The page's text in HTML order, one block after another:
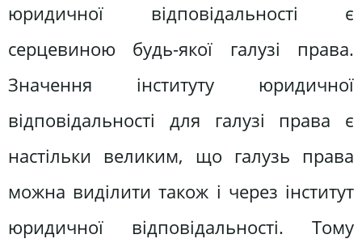
юридичної відповідальності є
серцевиною будь-якої галузі права.
Значення інституту юридичної
відповідальності для галузі права є
настільки великим, що галузь права
можна виділити також і через інститут
юридичної відповідальності. Тому